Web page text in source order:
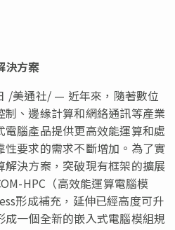
決方案
/美通社/ — 近年來，隨著數位
、邊緣計算和網絡通訊等產業
腦產品提供更高效能運算和處
要求的需求不斷增加。為了實
決方案，突破現有框架的擴展
HPC（高效能運算電腦模
形成補充，延伸已經高度可升
一個全新的嵌入式電腦模組規